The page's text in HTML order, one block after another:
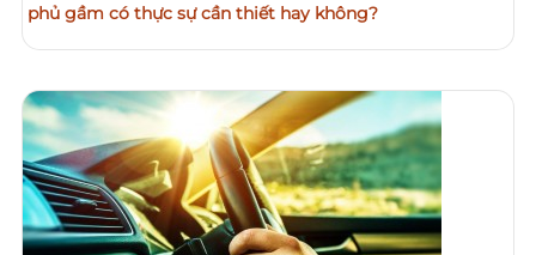
phủ gầm có thực sự cần thiết hay không?